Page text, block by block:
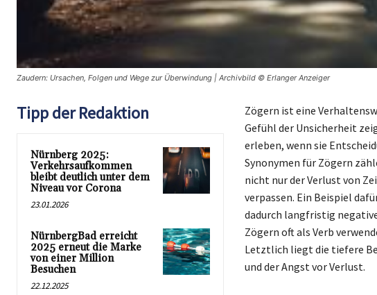
Zaudern: Ursachen, Folgen und Wege zur Überwindung | Archivbild © Erlanger Anzeiger
Tipp der Redaktion
Nürnberg 2025:
Verkehrsaufkommen
bleibt deutlich unter dem
Niveau vor Corona
23.01.2026
NürnbergBad erreicht
2025 erneut die Marke
von einer Million
Besuchen
22.12.2025
Zögern ist eine
Gefühl der Unsicherheit
erleben, wenn sie
Synonymen für Zögern
nicht nur der Verlust von
verpassen. Ein Beispiel
dadurch langfristig
Zögern oft als Verb
Letztlich liegt die tiefere
und der Angst vor Verlust.